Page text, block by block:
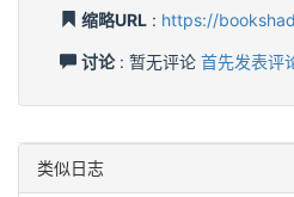
缩略URL : https://
讨论: 暂无评论 首先发表评
类似日志